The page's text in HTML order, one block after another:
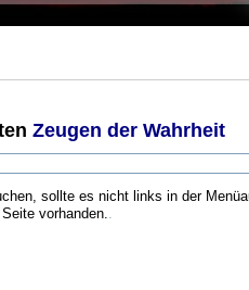
Zeugen der Wahrheit
sollte es nicht links in der
vorhanden.